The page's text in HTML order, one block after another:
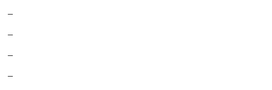
–
–
–
–